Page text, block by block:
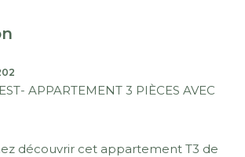
APPARTEMENT 3 PIÈCES AVEC
découvrir cet appartement T3 de